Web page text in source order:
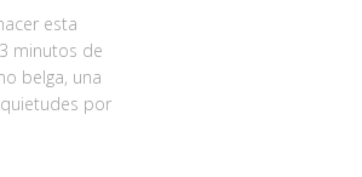
esta
minutos de
belga, una
por